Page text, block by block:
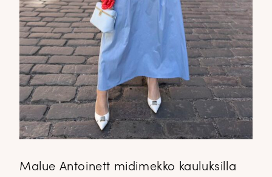
Malue Antoinett midimekko kauluksilla